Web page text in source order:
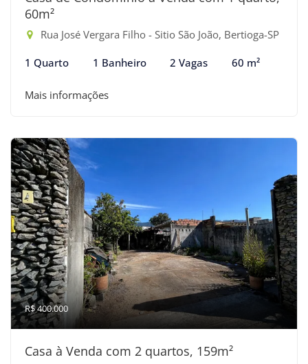
60m²
Rua José Vergara Filho - Sitio São João, Bertioga-SP
1 Quarto 1 Banheiro 2 Vagas 60 m²
Mais informações
R$ 400.000
Casa à Venda com 2 quartos, 159m²